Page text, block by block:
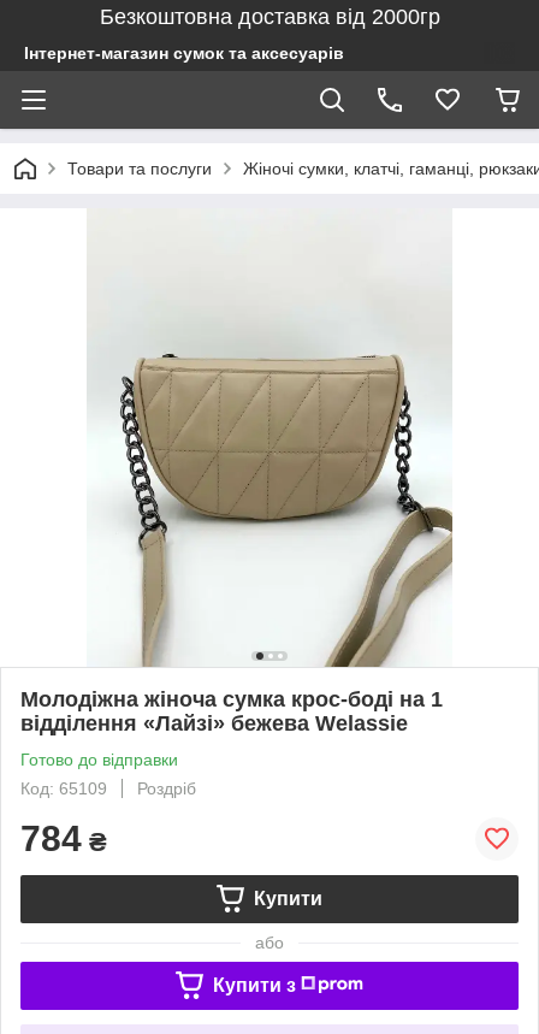
Безкоштовна доставка від 2000гр
Інтернет-магазин сумок та аксесуарів
Товари та послуги Жіночі сумки, клатчі, гаманці,
Молодіжна жіноча сумка крос-боді на 1
відділення «Лайзі» бежева Welassie
Готово до відправки
Код: 65109
Роздріб
784 ₴
Купити
або
Купити з